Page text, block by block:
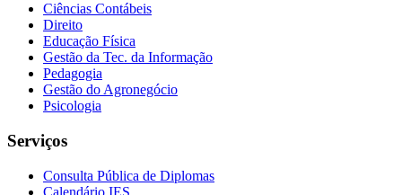
Ciências Contábeis
Direito
Educação Física
Gestão da Tec. da Informação
Pedagogia
Gestão do Agronegócio
Psicologia
Serviços
Consulta Pública de Diplomas
Calendário IES